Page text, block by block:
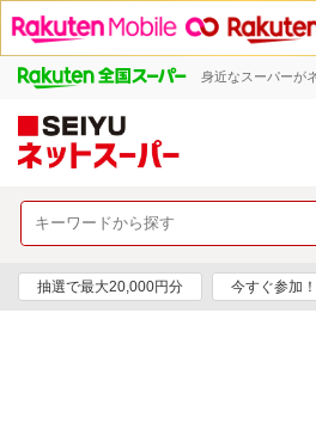
身近なスーパーが
抽選で最大20,000円分 今すぐ参加